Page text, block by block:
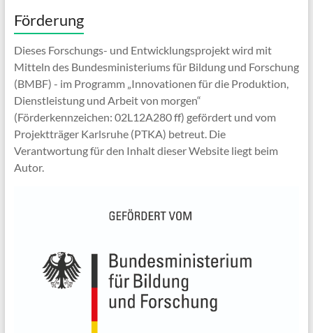
Förderung
Dieses Forschungs- und Entwicklungsprojekt wird mit
Mitteln des Bundesministeriums für Bildung und Forschung
(BMBF) - im Programm „Innovationen für die Produktion,
Dienstleistung und Arbeit von morgen“
(Förderkennzeichen: 02L12A280 ff) gefördert und vom
Projektträger Karlsruhe (PTKA) betreut. Die
Verantwortung für den Inhalt dieser Website liegt beim
Autor.